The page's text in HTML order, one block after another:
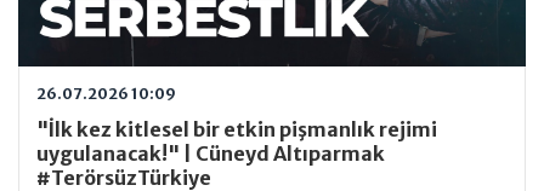
26.07.2026 10:09
"İlk kez kitlesel bir etkin pişmanlık rejimi
uygulanacak!" | Cüneyd Altıparmak
#TerörsüzTürkiye